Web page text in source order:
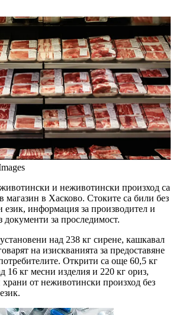
и неживотински произход са
магазин в Хасково. Стоките са били без
език, информация за производител и
документи за проследимост.
над 238 кг сирене, кашкавал
на изискванията за предоставяне
Открити са още 60,5 кг
16 кг месни изделия и 220 кг ориз,
от неживотински произход без